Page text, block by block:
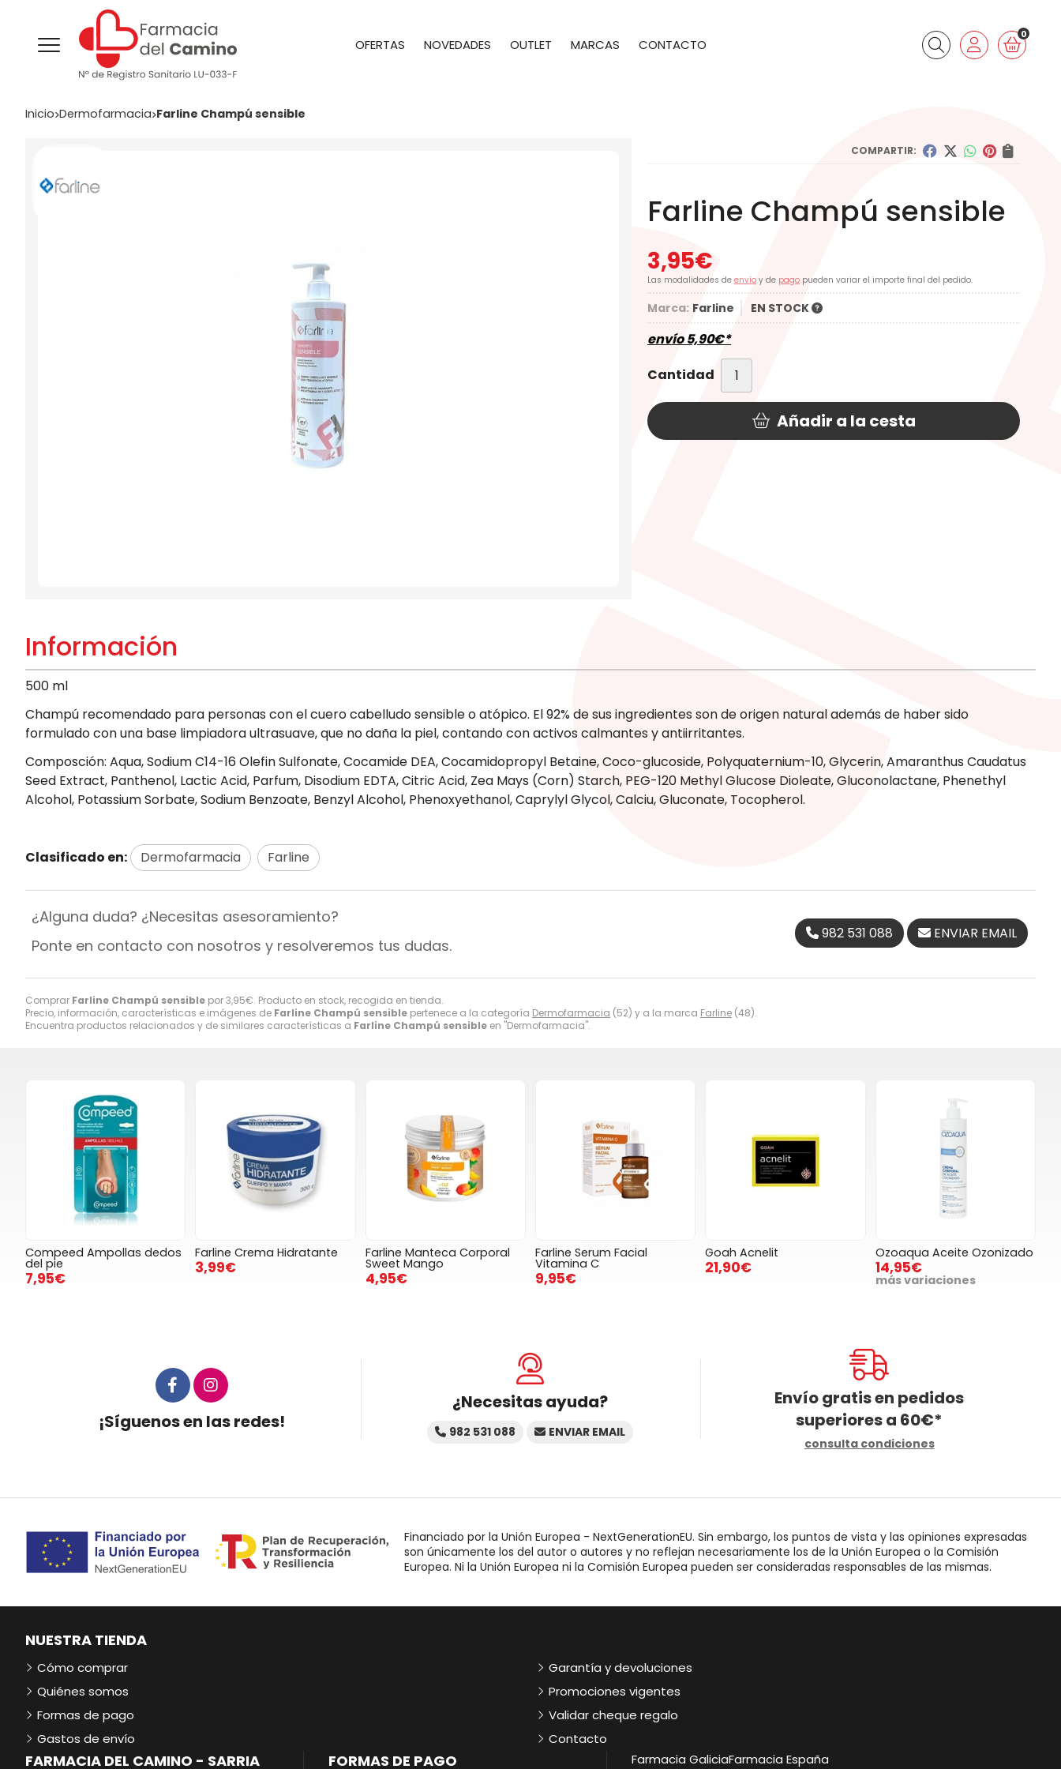
OFERTAS NOVEDADES OUTLET MARCAS CONTACTO Buscar
0
Inicio dermofarmacia Farline Champú sensible
COMPARTIR:
Farline Champú sensible
3,95€
Las modalidades de envío y de pago pueden variar el importe final del pedido.
Marca: Farline EN STOCK
envío5,90€*
Cantidad
Añadir a la cesta
Comprar Farline Champú sensible por3,95€. Producto en stock, recogida en tienda.
Precio, información, características e imágenes de Farline Champú sensible pertenece a la categoría Dermofarmacia (52) y a la marca Farline (48).
Encuentra productos relacionados y de similares características a Farline Champú sensible en "Dermofarmacia".
Información
500 ml
Champú recomendado para personas con el cuero cabelludo sensible o atópico. El 92% de sus ingredientes son de origen natural además de haber sido
formulado con una base limpiadora ultrasuave, que no daña la piel, contando con activos calmantes y antiirritantes.
Composción: Aqua, Sodium C14-16 Olefin Sulfonate, Cocamide DEA, Cocamidopropyl Betaine, Coco-glucoside, Polyquaternium-10, Glycerin, Amaranthus Caudatus
Seed Extract, Panthenol, Lactic Acid, Parfum, Disodium EDTA, Citric Acid, Zea Mays (Corn) Starch, PEG-120 Methyl Glucose Dioleate, Gluconolactane, Phenethyl
Alcohol, Potassium Sorbate, Sodium Benzoate, Benzyl Alcohol, Phenoxyethanol, Caprylyl Glycol, Calciu, Gluconate, Tocopherol.
Clasificado en: Dermofarmacia Farline
¿Alguna duda? ¿Necesitas asesoramiento?
Ponte en contacto con nosotros y resolveremos tus dudas.
982 531 088 ENVIAR EMAIL
Compeed Ampollas dedos
del pie
7,95€
Farline Crema Hidratante
3,99€
Farline Manteca Corporal
Sweet Mango
4,95€
Farline Serum Facial
Vitamina C
9,95€
Goah Acnelit
21,90€
Ozoaqua Aceite Ozonizado
14,95€
más variaciones
¡Síguenos en las redes!
¿Necesitas ayuda?
982 531 088 ENVIAR EMAIL
Envío gratis en pedidos
superiores a 60€*
consulta condiciones
Financiado por la Unión Europea - NextGenerationEU. Sin embargo, los puntos de vista y las opiniones expresadas
son únicamente los del autor o autores y no reflejan necesariamente los de la Unión Europea o la Comisión
Europea. Ni la Unión Europea ni la Comisión Europea pueden ser consideradas responsables de las mismas.
FARMACIA DEL CAMINO - SARRIA FORMAS DE PAGO
NUESTRA TIENDA
Cómo comprar
Quiénes somos
Formas de pago
Gastos de envío
Garantía y devoluciones
Promociones vigentes
Validar cheque regalo
Contacto
Farmacia GaliciaFarmacia España